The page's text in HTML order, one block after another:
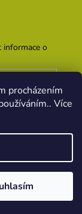
procházením
Více
informace o
ochrany